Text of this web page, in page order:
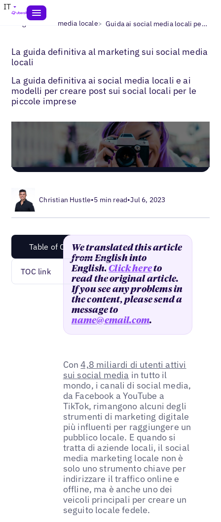
IT
Blogs> Social media locale> Guida ai social media locali per aziende con più sedi
La guida definitiva al marketing sui social media
locali
La guida definitiva ai social media locali e ai
modelli per creare post sui social locali per le
piccole imprese
Christian Hustle•5 min read•Jul 6, 2023
Table of Content
TOC link
We translated this article
from English into
English.Click hereto
read the original article.
If you see any problems in
the content, please send a
message to
name@email.com.
Con4,8 miliardi di utenti attivi
sui social media in tutto il
mondo, i canali di social media,
da Facebook a YouTube a
TikTok, rimangono alcuni degli
strumenti di marketing digitale
più influenti per raggiungere un
pubblico locale. E quando si
tratta di aziende locali, il social
media marketing locale non è
solo uno strumento chiave per
indirizzare il traffico online e
offline, ma è anche uno dei
veicoli principali per creare un
seguito locale fedele.